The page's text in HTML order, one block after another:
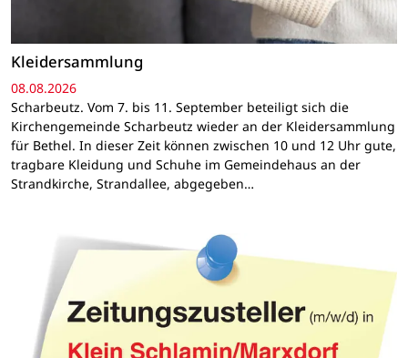
Kleidersammlung
08.08.2026
Scharbeutz. Vom 7. bis 11. September beteiligt sich die
Kirchengemeinde Scharbeutz wieder an der Kleidersammlung
für Bethel. In dieser Zeit können zwischen 10 und 12 Uhr gute,
tragbare Kleidung und Schuhe im Gemeindehaus an der
Strandkirche, Strandallee, abgegeben…